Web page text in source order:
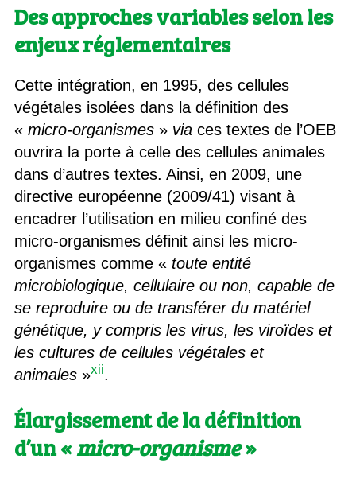
Des approches variables selon les
enjeux réglementaires
Cette intégration, en 1995, des cellules
végétales isolées dans la définition des
« micro-organismes» viaces textes de l’OEB
ouvrira la porte à celle des cellules animales
dans d’autres textes. Ainsi, en 2009, une
directive européenne (2009/41) visant à
encadrer l’utilisation en milieu confiné des
micro-organismes définit ainsi les micro-
organismes comme « toute entité
microbiologique, cellulaire ou non, capable de
se reproduire ou de transférer du matériel
génétique, y compris les virus, les viroïdes et
les cultures de cellules végétales et
animales»xii.
Élargissement de la définition
d’un «micro-organisme»